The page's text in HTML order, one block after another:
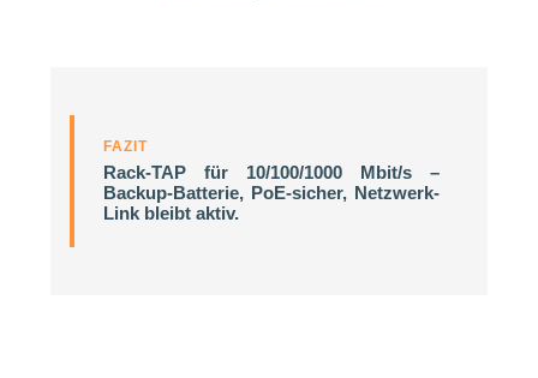
FAZIT
Rack-TAP für 10/100/1000 Mbit/s –
Backup-Batterie, PoE-sicher, Netzwerk-
Link bleibt aktiv.